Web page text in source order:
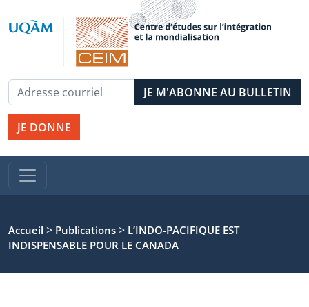
JE DONNE
Accueil > Publications > L’INDO-PACIFIQUE EST
INDISPENSABLE POUR LE CANADA